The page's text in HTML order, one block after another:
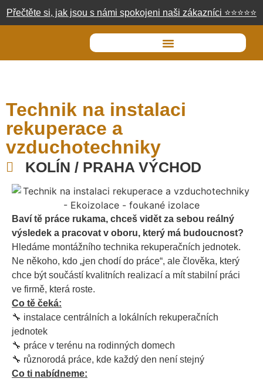
Přečtěte si, jak jsou s námi spokojeni naši zákazníci ⭐⭐⭐⭐⭐
Technik na instalaci
rekuperace a
vzduchotechniky
KOLÍN / PRAHA VÝCHOD
Baví tě práce rukama, chceš vidět za sebou reálný
výsledek a pracovat v oboru, který má budoucnost?
Hledáme montážního technika rekuperačních jednotek.
Ne někoho, kdo „jen chodí do práce“, ale člověka, který
chce být součástí kvalitních realizací a mít stabilní práci
ve firmě, která roste.
Co tě čeká:
🔧 instalace centrálních a lokálních rekuperačních
jednotek
🔧 práce v terénu na rodinných domech
🔧 různorodá práce, kde každý den není stejný
Co ti nabídneme: